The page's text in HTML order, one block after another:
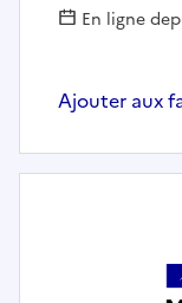
En ligne
Ajouter aux